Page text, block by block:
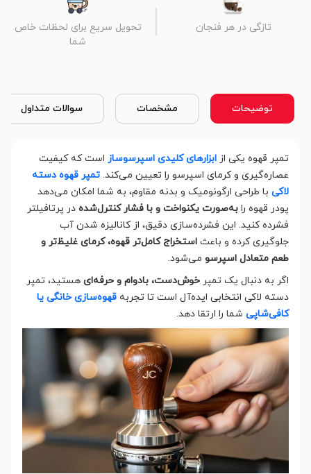
تازگی در هر فنجان
تحویل سریع برای لحظات خاص
شما
توضیحات مشخصات سوالات متداول
تمپر قهوه یکی از ابزارهای کلیدی اسپرسوساز است که کیفیت
عصاره‌گیری و کرمای اسپرسو را تعیین می‌کند. تمپر قهوه دسته
لاکی با طراحی ارگونومیک و بدنه مقاوم، به شما امکان می‌دهد
پودر قهوه را به‌صورت یکنواخت و با فشار کنترل‌شده در پرتافیلتر
فشرده کنید. این فشرده‌سازی دقیق، از کانالیزه شدن آب
جلوگیری کرده و باعث استخراج کامل‌تر قهوه، کرمای غلیظ‌تر و
طعم متعادل اسپرسو می‌شود.
اگر به دنبال یک تمپر خوش‌دست، بادوام و حرفه‌ای هستید، تمپر
دسته لاکی انتخابی ایده‌آل است تا تجربه قهوه‌سازی خانگی یا
کافی‌شاپی شما را ارتقا دهد.